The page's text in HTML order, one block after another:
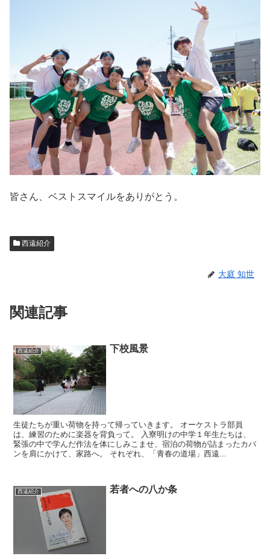
皆さん、ベストスマイルをありがとう。
西遠紹介
大庭 知世
関連記事
西遠紹介 下校風景
生徒たちが重い荷物を持って帰っていきます。 オーケストラ部員
は、練習のために楽器を背負って。 入寮明けの中学１年生たちは、
緊張の中で学んだ作法を体にしみこませ、宿泊の荷物が詰まったカバ
ンを肩にかけて、家路へ。 それぞれ、「青春の道場」西遠...
西遠紹介 若者への八か条